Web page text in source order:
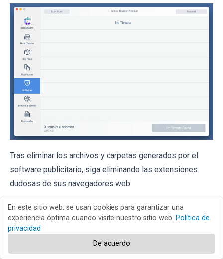
Tras eliminar los archivos y carpetas generados por el
software publicitario, siga eliminando las extensiones
dudosas de sus navegadores web.
Eliminar el anuncios por
appenviroment de los
En este sitio web, se usan cookies para garantizar una
experiencia óptima cuando visite nuestro sitio web. Política de
privacidad
De acuerdo